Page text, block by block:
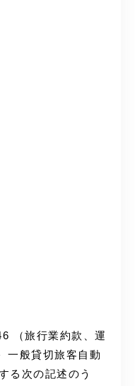
（旅行業約款、運
一般貸切旅客自動
る次の記述のう